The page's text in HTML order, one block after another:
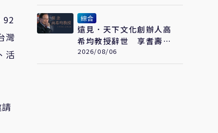
92
灣
活
綜合
遠見．天下文化創辦人高
希均教授辭世 享耆壽90
歲
2026/08/06